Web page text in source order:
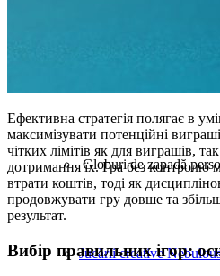
Globuri de zapadă
Jucării creative
Ефективна стратегія полягає в
максимізувати потенційні
чітких лімітів як для виграшів,
дотримання їх. Гра без
втрати коштів, тоді як
продовжувати гру довше та
результат.
Вибір правильних ігор: